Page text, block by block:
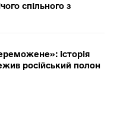
спільного з
історія
російський полон